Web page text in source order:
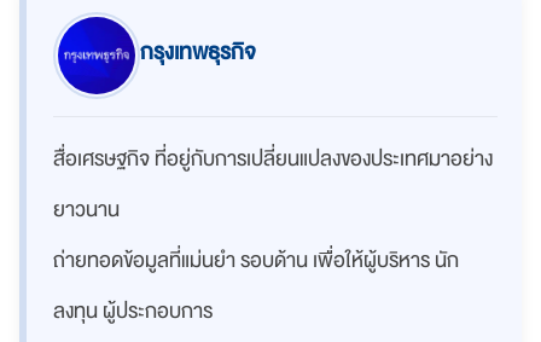
กรุงเทพธุรกิจ
สื่อเศรษฐกิจ ที่อยู่กับการเปลี่ยนแปลงของประเทศมาอย่าง
ยาวนาน
ถ่ายทอดข้อมูลที่แม่นยำ รอบด้าน เพื่อให้ผู้บริหาร นัก
ลงทุน ผู้ประกอบการ